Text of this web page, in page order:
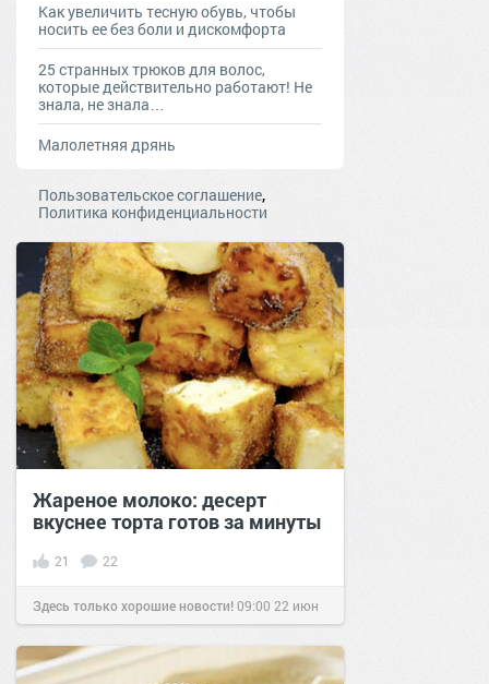
Как увеличить тесную обувь, чтобы
носить ее без боли и дискомфорта
25 странных трюков для волос,
которые действительно работают! Не
знала, не знала…
Малолетняя дрянь
Пользовательское соглашение,
Политика конфиденциальности
Жареное молоко: десерт
вкуснее торта готов за минуты
21 22
Здесь только хорошие новости!09:00 22 июн
2020